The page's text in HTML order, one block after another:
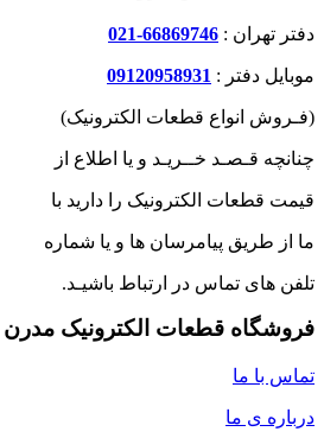
دفتر تهران : 66869746-021
موبایل دفتر : 09120958931
(فـروش انواع قطعات الکترونیک)
چنانچه قـصـد خــریـد و یا اطلاع از
قیمت قطعات الکترونیک را دارید با
ما از طریق پیامرسان ها و یا شماره
تلفن های تماس در ارتباط باشیـد.
فروشگاه قطعات الکترونیک مدرن
تماس با ما
درباره ی ما